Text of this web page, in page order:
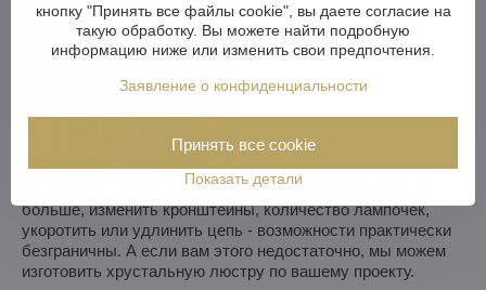
Мы можем сделать хрустальную люстру меньше или
больше, изменить кронштейны, количество лампочек,
укоротить или удлинить цепь - возможности практически
безграничны. А если вам этого недостаточно, мы можем
изготовить хрустальную люстру по вашему проекту.
кнопку "Принять все файлы cookie", вы даете согласие на
такую обработку. Вы можете найти подробную
информацию ниже или изменить свои предпочтения.
Заявление о конфиденциальности
Показать детали
Принять все cookie